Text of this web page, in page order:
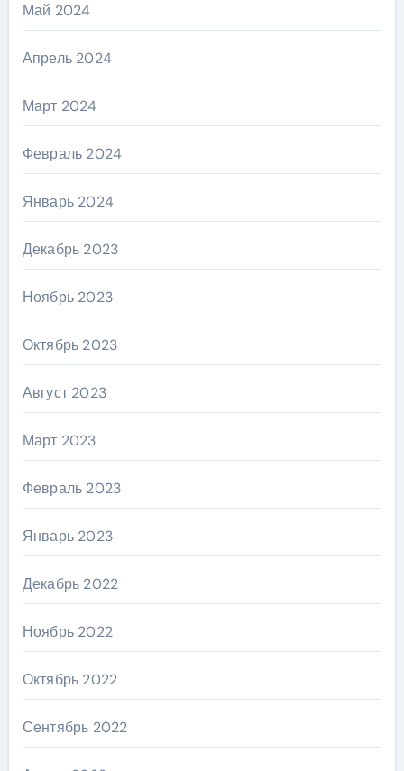
Май 2024
Апрель 2024
Март 2024
Февраль 2024
Январь 2024
Декабрь 2023
Ноябрь 2023
Октябрь 2023
Август 2023
Март 2023
Февраль 2023
Январь 2023
Декабрь 2022
Ноябрь 2022
Октябрь 2022
Сентябрь 2022